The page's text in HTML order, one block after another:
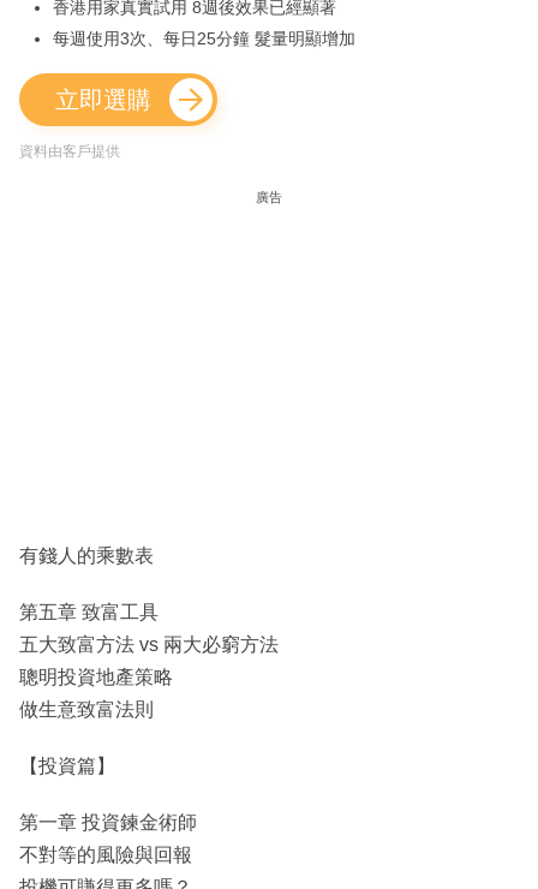
香港用家真實試用 8週後效果已經顯著
每週使用3次、每日25分鐘 髮量明顯增加
立即選購
資料由客戶提供
廣告
有錢人的乘數表
第五章 致富工具
五大致富方法 vs 兩大必窮方法
聰明投資地產策略
做生意致富法則
【投資篇】
第一章 投資鍊金術師
不對等的風險與回報